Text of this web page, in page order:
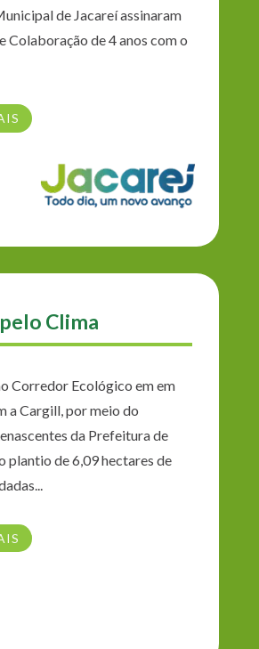
de Jacareí assinaram
Colaboração de 4 anos com o
Clima
Corredor Ecológico em em
a Cargill, por meio do
da Prefeitura de
plantio de 6,09 hectares de